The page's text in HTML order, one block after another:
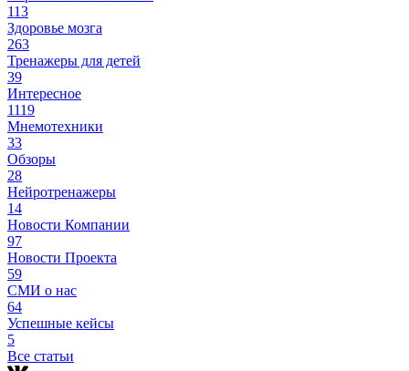
113
Здоровье мозга
263
Тренажеры для детей
39
Интересное
1119
Мнемотехники
33
Обзоры
28
Нейротренажеры
14
Новости Компании
97
Новости Проекта
59
СМИ о нас
64
Успешные кейсы
5
Все статьи